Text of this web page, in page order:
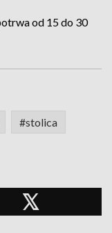
od 15 do 30
#stolica